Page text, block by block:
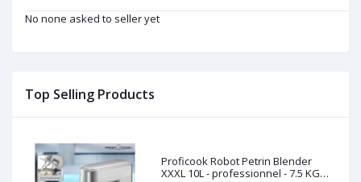
Top Selling Products
Proficook Robot Petrin Blender
XXXL 10L - professionnel - 7.5 KG
No none asked to seller yet